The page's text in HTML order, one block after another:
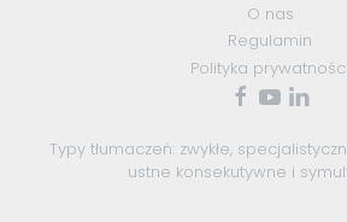
O nas
Regulamin
Polityka prywatności
Typy tłumaczeń: zwykłe,
ustne konsekutywne i